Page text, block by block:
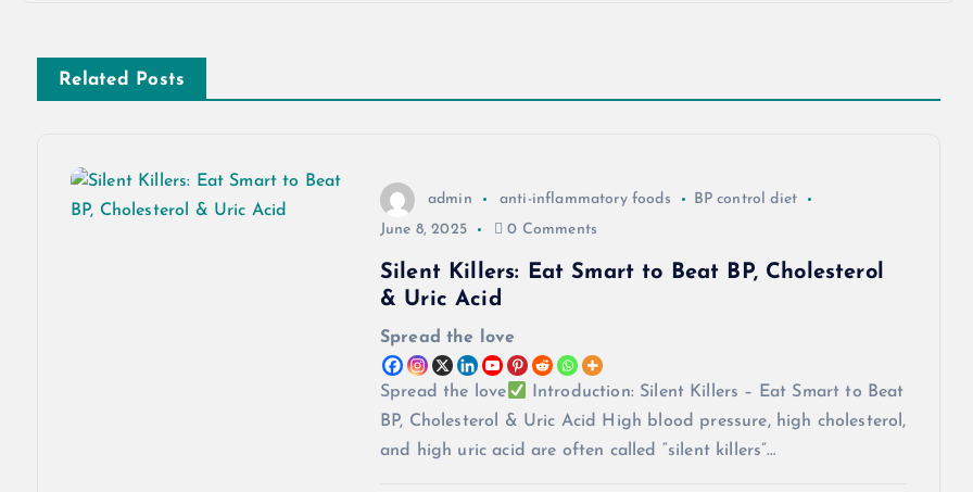
Related Posts
admin anti-inflammatory foods
BP control diet
June 8, 2025
0 Comments
Silent Killers: Eat Smart to Beat BP, Cholesterol
& Uric Acid
Spread the love
Spread the love
Introduction: Silent Killers – Eat Smart to Beat
BP, Cholesterol & Uric Acid High blood pressure, high cholesterol,
and high uric acid are often called “silent killers”…